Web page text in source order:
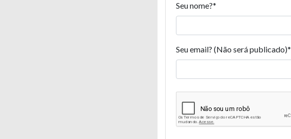
Seu nome?*
Seu email? (Não será publicado)*